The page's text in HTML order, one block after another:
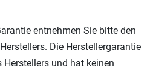
entnehmen Sie bitte den
Die Herstellergarantie
und hat keinen